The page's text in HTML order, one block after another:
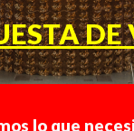
DE
lo que